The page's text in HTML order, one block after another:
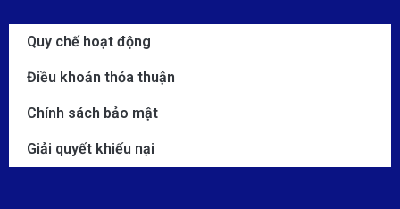
Quy chế hoạt động
Điều khoản thỏa thuận
Chính sách bảo mật
Giải quyết khiếu nại